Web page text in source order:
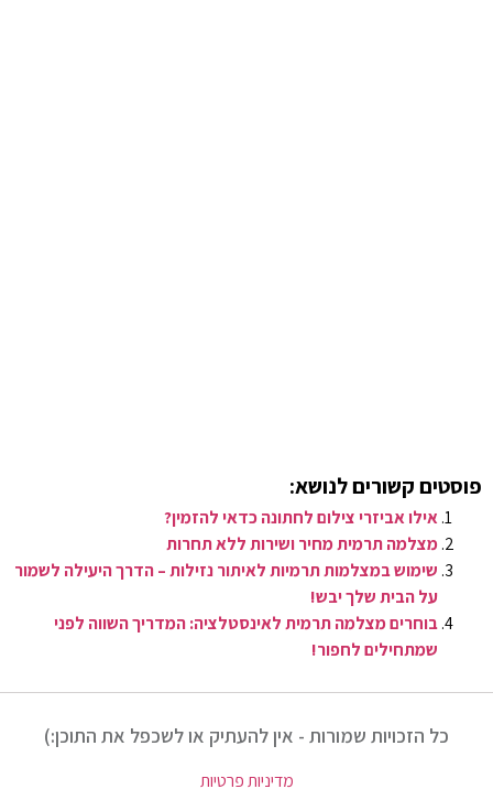
פוסטים קשורים לנושא:
אילו אביזרי צילום לחתונה כדאי להזמין?
מצלמה תרמית מחיר ושירות ללא תחרות
שימוש במצלמות תרמיות לאיתור נזילות – הדרך היעילה לשמור
על הבית שלך יבש!
בוחרים מצלמה תרמית לאינסטלציה: המדריך השווה לפני
שמתחילים לחפור!
כל הזכויות שמורות - אין להעתיק או לשכפל את התוכן:)
מדיניות פרטיות